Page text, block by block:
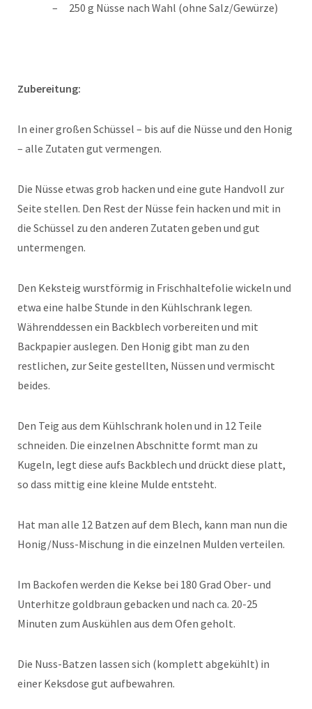
250 g Nüsse nach Wahl (ohne Salz/Gewürze)
Zubereitung:
In einer großen Schüssel – bis auf die Nüsse und den Honig
– alle Zutaten gut vermengen.
Die Nüsse etwas grob hacken und eine gute Handvoll zur
Seite stellen. Den Rest der Nüsse fein hacken und mit in
die Schüssel zu den anderen Zutaten geben und gut
untermengen.
Den Keksteig wurstförmig in Frischhaltefolie wickeln und
etwa eine halbe Stunde in den Kühlschrank legen.
Währenddessen ein Backblech vorbereiten und mit
Backpapier auslegen. Den Honig gibt man zu den
restlichen, zur Seite gestellten, Nüssen und vermischt
beides.
Den Teig aus dem Kühlschrank holen und in 12 Teile
schneiden. Die einzelnen Abschnitte formt man zu
Kugeln, legt diese aufs Backblech und drückt diese platt,
so dass mittig eine kleine Mulde entsteht.
Hat man alle 12 Batzen auf dem Blech, kann man nun die
Honig/Nuss-Mischung in die einzelnen Mulden verteilen.
Im Backofen werden die Kekse bei 180 Grad Ober- und
Unterhitze goldbraun gebacken und nach ca. 20-25
Minuten zum Auskühlen aus dem Ofen geholt.
Die Nuss-Batzen lassen sich (komplett abgekühlt) in
einer Keksdose gut aufbewahren.